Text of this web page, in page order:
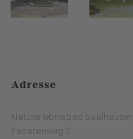
Adresse
Naturerlebnisbad Saalhausen
Fasanenweg 3